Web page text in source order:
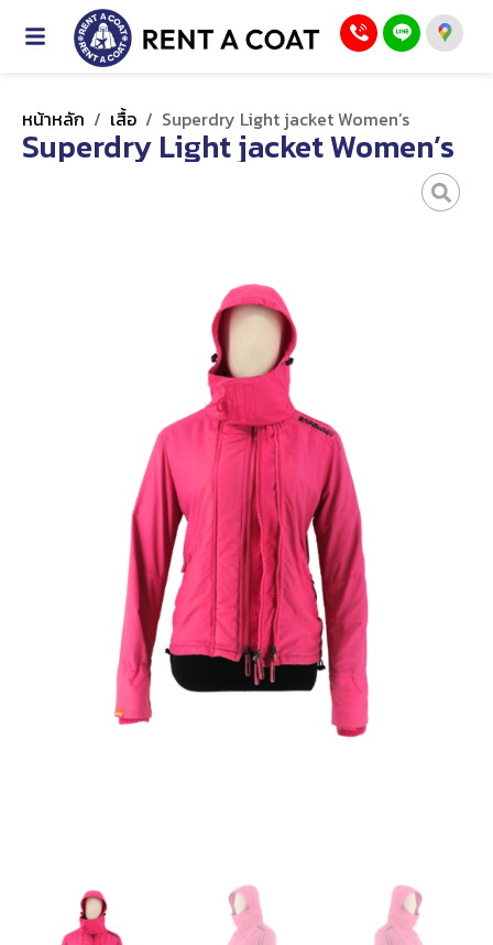
หน้าหลัก / เสื้อ / Superdry Light jacket Women’s
Superdry Light jacket Women’s